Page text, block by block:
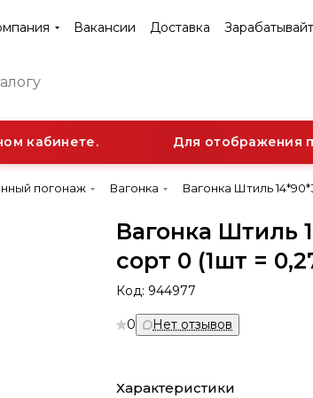
Вакансии Доставка
кабинете. Для отображения
погонаж Вагонка Вагонка Штиль
Вагонка Штиль
сорт 0 (1шт =
Код: 944977
0 Нет отзывов
Характеристики